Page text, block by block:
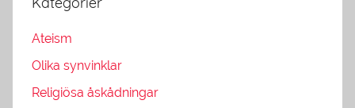
Ateism
Olika synvinklar
Religiösa åskådningar